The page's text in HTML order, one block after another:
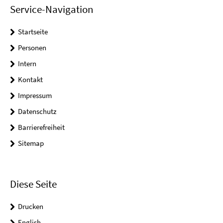
Service-Navigation
Startseite
Personen
Intern
Kontakt
Impressum
Datenschutz
Barrierefreiheit
Sitemap
Diese Seite
Drucken